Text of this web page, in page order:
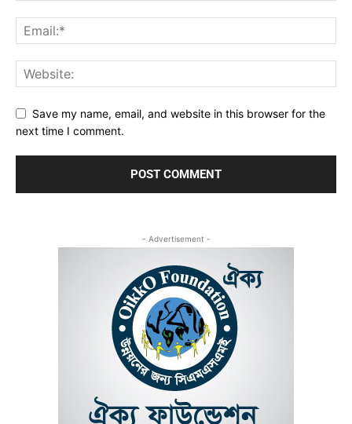
Save my name, email, and website in this browser for the
next time I comment.
- Advertisement -